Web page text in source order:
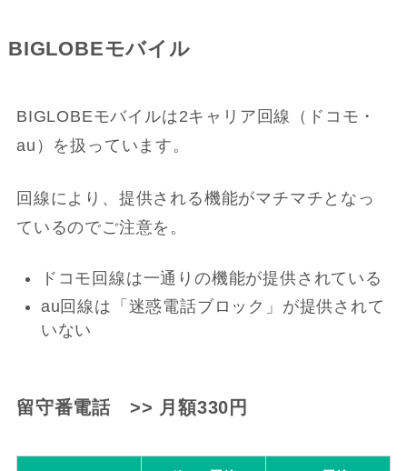
BIGLOBEモバイル
BIGLOBEモバイルは2キャリア回線（ドコモ・
au）を扱っています。
回線により、提供される機能がマチマチとなっ
ているのでご注意を。
ドコモ回線は一通りの機能が提供されている
au回線は「迷惑電話ブロック」が提供されて
いない
留守番電話 >> 月額330円